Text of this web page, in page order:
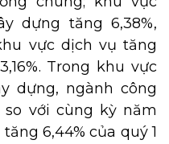
dựng tăng 6,38%,
vực dịch vụ tăng
Trong khu vực
dựng, ngành công
so với cùng kỳ năm
6,44% của quý 1